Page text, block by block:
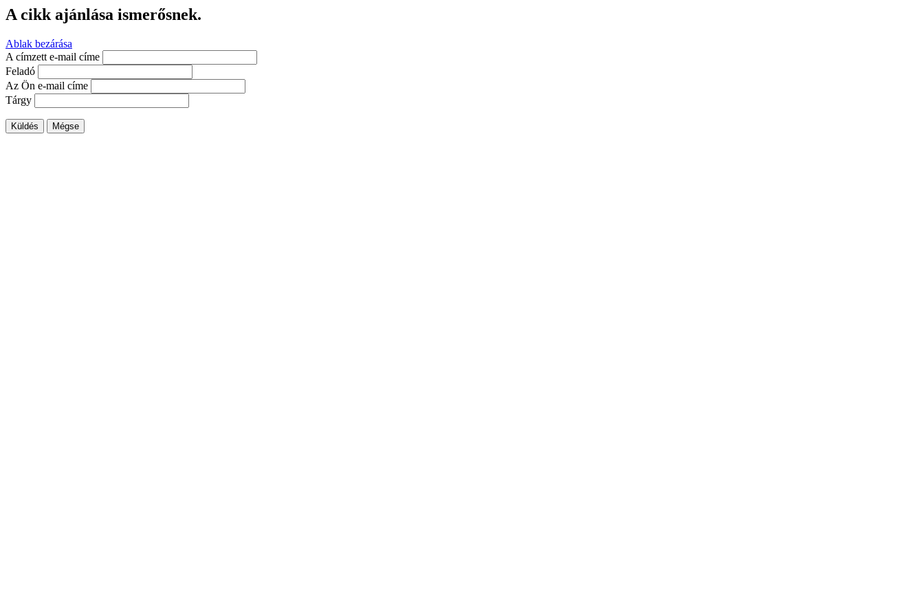
A cikk ajánlása ismerősnek.
Ablak bezárása
A címzett e-mail címe
Feladó
Az Ön e-mail címe
Tárgy
Küldés Mégse